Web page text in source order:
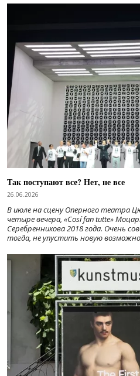
Так поступают все? Нет, не все
26.06.2026
В июле на сцену Оперного театра
четыре вечера, «Cosí fan tutte»
Серебренникова 2018 года. Очень
тогда, не упустить новую